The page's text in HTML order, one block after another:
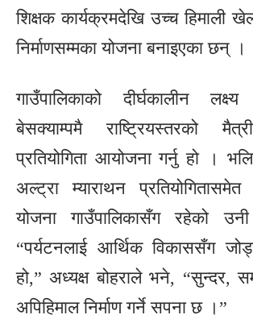
शिक्षक कार्यक्रमदेखि उच्च हिमाली
निर्माणसम्मका योजना बनाइएका छन् ।
गाउँपालिकाको दीर्घकालीन
बेसक्याम्पमै राष्ट्रियस्तरको
प्रतियोगिता आयोजना गर्नु हो ।
अल्ट्रा म्याराथन
योजना गाउँपालिकासँग रहेको
“पर्यटनलाई आर्थिक विकाससँग
हो,” अध्यक्ष बोहराले भने, “सुन्दर,
अपिहिमाल निर्माण गर्ने सपना छ ।”